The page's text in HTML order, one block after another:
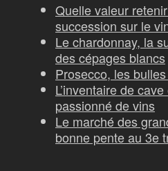
Quelle valeur
succession sur le
Le chardonnay, la
des cépages blancs
Prosecco, les
L’inventaire de
passionné de vins
Le marché des
bonne pente au 3e